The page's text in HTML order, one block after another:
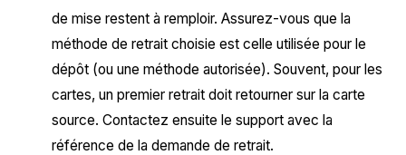
de mise restent à remploir. Assurez-vous que la
méthode de retrait choisie est celle utilisée pour le
dépôt (ou une méthode autorisée). Souvent, pour les
cartes, un premier retrait doit retourner sur la carte
source. Contactez ensuite le support avec la
référence de la demande de retrait.